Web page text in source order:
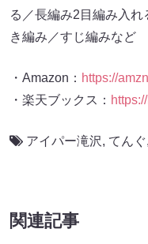
る／長編み2目編み入
き編み／すじ編みなど
・Amazon： https://
・楽天ブックス：
アイパー滝沢, てんぐ,
関連記事